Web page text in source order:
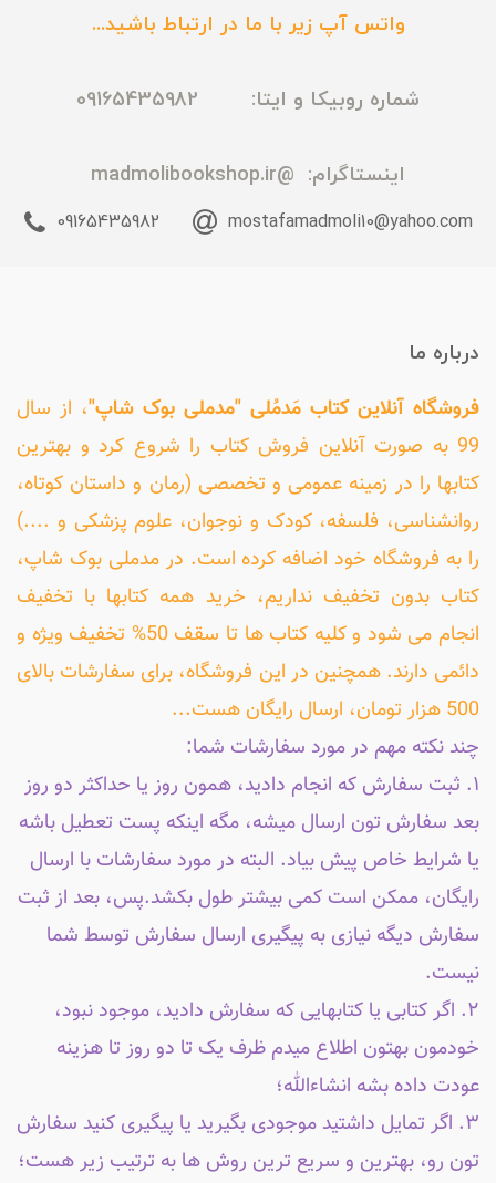
واتس آپ زیر با ما در ارتباط باشید...
شماره روبیکا و ایتا: 09165435982
اینستاگرام: @madmolibookshop.ir
mostafamadmoli10@yahoo.com
09165435982
درباره ما
فروشگاه آنلاین کتاب مَدمُلی "مدملی بوک شاپ"، از سال
99 به صورت آنلاین فروش کتاب را شروع کرد و بهترین
کتابها را در زمینه عمومی و تخصصی (رمان و داستان کوتاه،
روانشناسی، فلسفه، کودک و نوجوان، علوم پزشکی و ....)
را به فروشگاه خود اضافه کرده است. در مدملی بوک شاپ،
کتاب بدون تخفیف نداریم، خرید همه کتابها با تخفیف
انجام می شود و کلیه کتاب ها تا سقف 50% تخفیف ویژه و
دائمی دارند. همچنین در این فروشگاه، برای سفارشات بالای
500 هزار تومان، ارسال رایگان هست...
چند نکته مهم در مورد سفارشات شما:
۱. ثبت سفارش که انجام دادید، همون روز یا حداکثر دو روز
بعد سفارش تون ارسال میشه، مگه اینکه پست تعطیل باشه
یا شرایط خاص پیش بیاد. البته در مورد سفارشات با ارسال
رایگان، ممکن است کمی بیشتر طول بکشد.پس، بعد از ثبت
سفارش دیگه نیازی به پیگیری ارسال سفارش توسط شما
نیست.
۲. اگر کتابی یا کتابهایی که سفارش دادید، موجود نبود،
خودمون بهتون اطلاع میدم ظرف یک تا دو روز تا هزینه
عودت داده بشه انشاءالله؛
۳. اگر تمایل داشتید موجودی بگیرید یا پیگیری کنید سفارش
تون رو، بهترین و سریع ترین روش ها به ترتیب زیر هست؛